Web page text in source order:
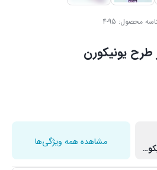
محصول: 95-4
یونیکورن
یونیکورن تک صورتی, یونیکورن تک راه راه, یونیکورنهای ریز آبی, یونیکورنهای ریز صورتی
مشاهده همه ویژگی‌ها